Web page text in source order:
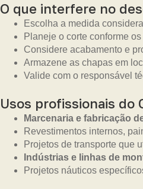
O que interfere no
Escolha a medida
Planeje o corte conforme
Considere acabamento e
Armazene as chapas em
Valide com o responsável
Usos profissionais do
Marcenaria e fabricação
Revestimentos internos,
Projetos de transporte que
Indústrias e linhas de
Projetos náuticos